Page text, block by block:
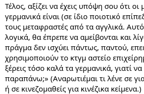
Τέλος, αξίζει να έχεις υπόψη σου ότι
γερμανικά είναι (σε ίδιο ποιοτικό
τους μεταφραστές από τα αγγλικά. Αυτό
λογικά, θα έπρεπε να αμείβονται και
πράγμα δεν ισχύει πάντως, παντού,
χρησιμοποιούν το κτγμ αστείο
ξέρεις τόσο καλά τα γερμανικά, γιατί
παραπάνω;» (Αναρωτιέμαι τι λένε σε
ή σε κινεζομαθείς για κινέζικα κείμενα.)